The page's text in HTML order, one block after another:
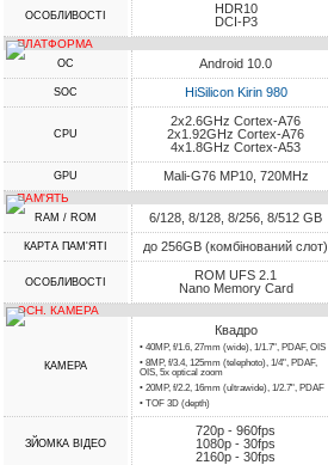
ОСОБЛИВОСТІ
HDR10
DCI-P3
ПЛАТФОРМА
ОС Android 10.0
SOC HiSilicon Kirin 980
CPU
2x2.6GHz Cortex-A76
2x1.92GHz Cortex-A76
4x1.8GHz Cortex-A53
GPU Mali-G76 MP10, 720MHz
ПАМ'ЯТЬ
RAM / ROM 6/128, 8/128, 8/256, 8/512 GB
КАРТА ПАМ'ЯТІ до 256GB (комбінований слот)
ОСОБЛИВОСТІ
ROM UFS 2.1
Nano Memory Card
ОСН. КАМЕРА
КАМЕРА
Квадро
• 40MP, f/1.6, 27mm (wide), 1/1.7", PDAF, OIS
• 8MP, f/3.4, 125mm (telephoto), 1/4", PDAF,
OIS, 5x optical zoom
• 20MP, f/2.2, 16mm (ultrawide), 1/2.7", PDAF
• TOF 3D (depth)
ЗЙОМКА ВІДЕО
720p - 960fps
1080p - 30fps
2160p - 30fps